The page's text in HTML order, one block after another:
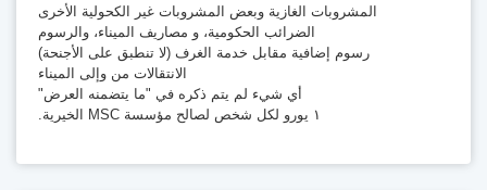
المشروبات الغازية وبعض المشروبات غير الكحولية الأخرى
الضرائب الحكومية، و مصاريف الميناء، والرسوم
رسوم إضافية مقابل خدمة الغرف (لا تنطبق على الأجنحة)
الانتقالات من وإلى الميناء
أي شيء لم يتم ذكره في "ما يتضمنه العرض"